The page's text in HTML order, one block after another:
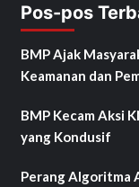
Pos-pos
BMP Ajak
Keamanan dan
BMP Kecam Aksi
yang Kondusif
Perang Algoritma